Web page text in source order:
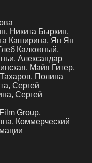
Никита Быркин,
Каширина, Ян Ян
Калюжный,
Александар
Майя Гитер,
Полина
Сергей
Сергей
Group,
Коммерческий